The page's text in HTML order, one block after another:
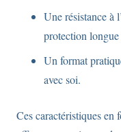
Une résistance à
protection longue
Un format
avec soi.
Ces caractéristiques